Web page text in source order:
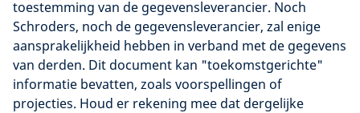
toestemming van de gegevensleverancier. Noch
Schroders, noch de gegevensleverancier, zal enige
aansprakelijkheid hebben in verband met de gegevens
van derden. Dit document kan "toekomstgerichte"
informatie bevatten, zoals voorspellingen of
projecties. Houd er rekening mee dat dergelijke